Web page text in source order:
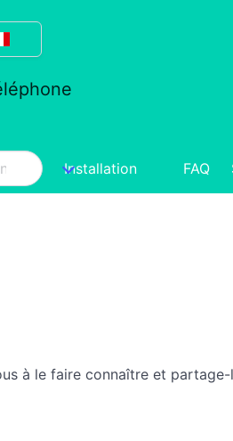
Installation FAQ
à le faire connaître et